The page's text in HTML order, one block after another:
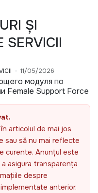
ȘI
SERVICII
11/05/2026
модуля по
Female Support Force
articolul de mai jos
sau să nu mai reflecte
curente. Anunțul este
asigura transparența
despre
anterior.